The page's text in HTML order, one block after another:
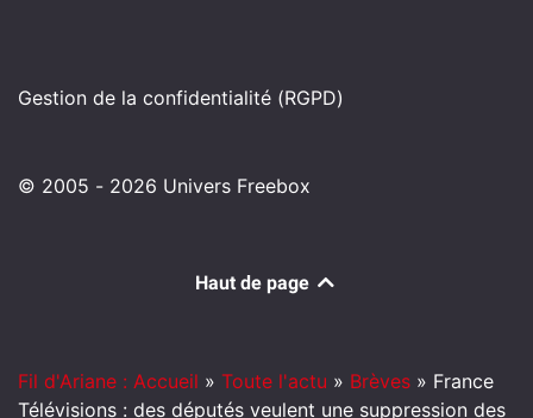
Gestion de la confidentialité (RGPD)
© 2005 - 2026 Univers Freebox
Haut de page
Fil d'Ariane : Accueil » Toute l'actu » Brèves » France
Télévisions : des députés veulent une suppression des